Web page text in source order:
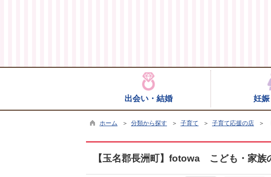
出会い・結婚 妊娠
ホーム ＞ 分類から探す ＞ 子育て ＞ 子育て応援の店 ＞
【玉名郡長洲町】fotowa こども・家族